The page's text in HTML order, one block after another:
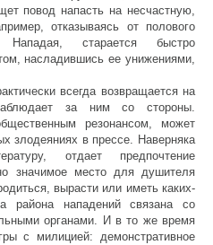
повод напасть на несчастную,
отказываясь от полового
старается быстро
насладившись ее унижениями,
всегда возвращается на
за ним со стороны.
резонансом, может
злодеяниях в прессе. Наверняка
отдает предпочтение
значимое место для душителя
вырасти или иметь каких-
района нападений связана со
органами. И в то же время
с милицией: демонстративное